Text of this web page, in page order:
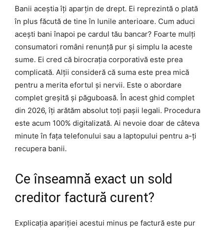
Banii aceștia îți aparțin de drept. Ei reprezintă o plată
în plus făcută de tine în lunile anterioare. Cum aduci
acești bani înapoi pe cardul tău bancar? Foarte mulți
consumatori români renunță pur și simplu la aceste
sume. Ei cred că birocrația corporativă este prea
complicată. Alții consideră că suma este prea mică
pentru a merita efortul și nervii. Este o abordare
complet greșită și păguboasă. În acest ghid complet
din 2026, îți arătăm absolut toți pașii legali. Procedura
este acum 100% digitalizată. Ai nevoie doar de câteva
minute în fața telefonului sau a laptopului pentru a-ți
recupera banii.
Ce înseamnă exact un sold
creditor factură curent?
Explicația apariției acestui minus pe factură este pur